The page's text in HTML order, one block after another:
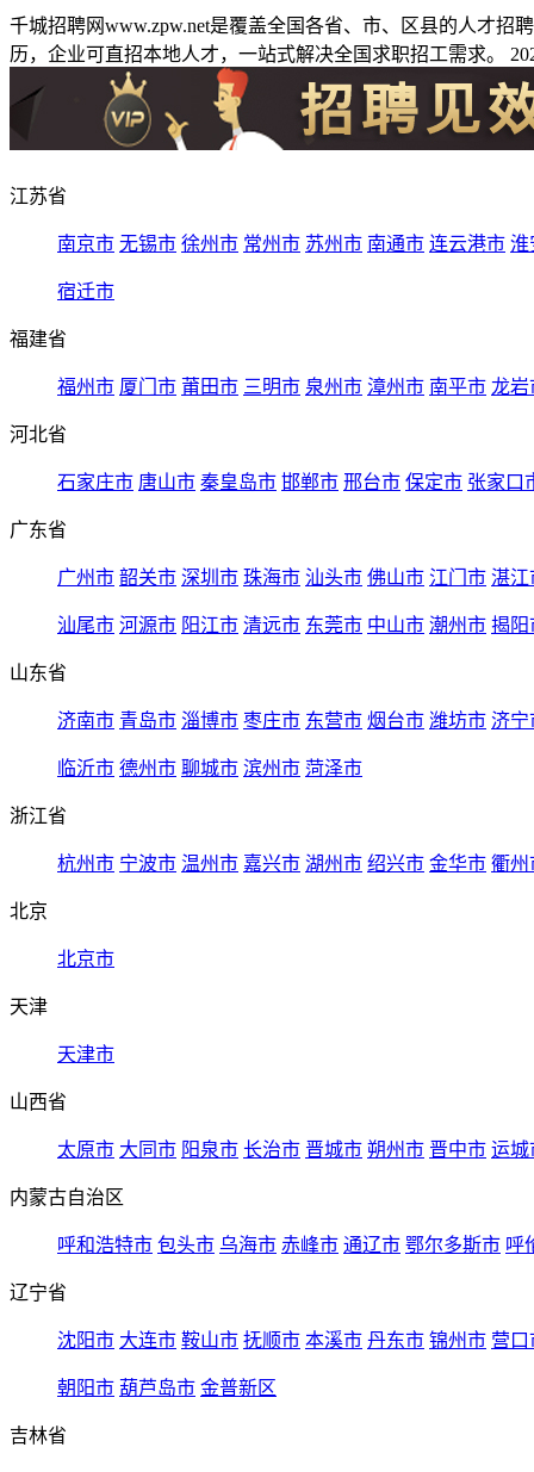
千城招聘网www.zpw.net是覆盖全国各省、市、区县的人才
历，企业可直招本地人才，一站式解决全国求职招工需求。
江苏省
南京市 无锡市 徐州市 常州市 苏州市 南通市 连云港市 淮
宿迁市
福建省
福州市 厦门市 莆田市 三明市 泉州市 漳州市 南平市 龙岩
河北省
石家庄市 唐山市 秦皇岛市 邯郸市 邢台市 保定市 张家口
广东省
广州市 韶关市 深圳市 珠海市 汕头市 佛山市 江门市 湛江
汕尾市 河源市 阳江市 清远市 东莞市 中山市 潮州市 揭阳
山东省
济南市 青岛市 淄博市 枣庄市 东营市 烟台市 潍坊市 济宁
临沂市 德州市 聊城市 滨州市 菏泽市
浙江省
杭州市 宁波市 温州市 嘉兴市 湖州市 绍兴市 金华市 衢州
北京
北京市
天津
天津市
山西省
太原市 大同市 阳泉市 长治市 晋城市 朔州市 晋中市 运城
内蒙古自治区
呼和浩特市 包头市 乌海市 赤峰市 通辽市 鄂尔多斯市 呼
辽宁省
沈阳市 大连市 鞍山市 抚顺市 本溪市 丹东市 锦州市 营口
朝阳市 葫芦岛市 金普新区
吉林省